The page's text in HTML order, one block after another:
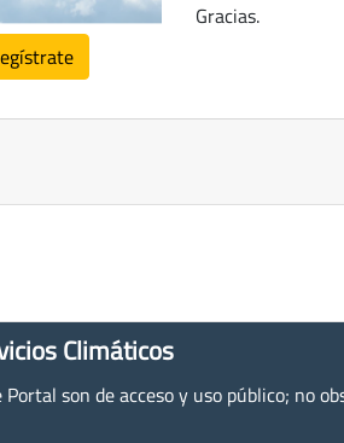
Gracias.
Climáticos
son de acceso y uso público; no